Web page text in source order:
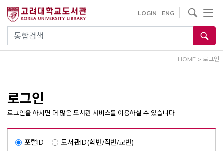
건
통합검색
LOGIN ENG
사이트내 검색
HOME > 로그인
로그인
로그인을 하시면 더 많은 도서관 서비스를 이용하실 수 있습니다.
포털ID 도서관ID(학번/직번/교번)